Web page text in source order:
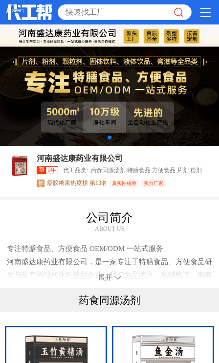
河南盛达康药业有限公司
帮 1年 代工品类: 药食同源汤剂 特膳食品 方便食品 片剂 粉剂 颗粒剂 固体饮料 液体饮品 养生食品
凝胶糖果热度榜 第13名
真实性核验 实力厂家
公司简介
ABOUT US
专注特膳食品、方便食品 OEM/ODM 一站式服务
河南盛达康药业有限公司，是一家专注于特膳食品、方便食品研
发与生产的现代化科技型企业。我们为品牌方、私域线下、电商
强大生产实力
1.5000㎡现代化厂房，配备10 万级净化车间。
2.拥有业界领先的全自动化生产线，涵盖片剂、粉剂、颗粒剂、
展开
药食同源汤剂